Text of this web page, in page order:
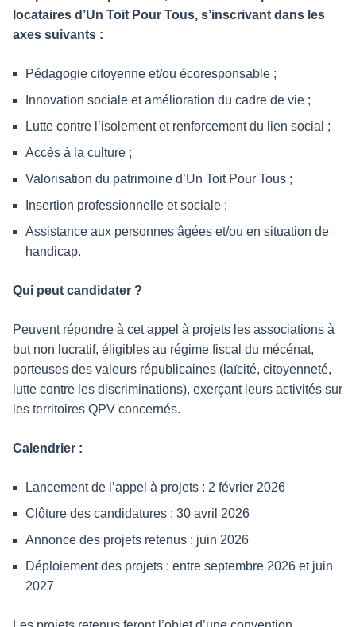
locataires d’Un Toit Pour Tous, s’inscrivant dans les
axes suivants :
Pédagogie citoyenne et/ou écoresponsable ;
Innovation sociale et amélioration du cadre de vie ;
Lutte contre l’isolement et renforcement du lien social ;
Accès à la culture ;
Valorisation du patrimoine d’Un Toit Pour Tous ;
Insertion professionnelle et sociale ;
Assistance aux personnes âgées et/ou en situation de
handicap.
Qui peut candidater ?
Peuvent répondre à cet appel à projets les associations à
but non lucratif, éligibles au régime fiscal du mécénat,
porteuses des valeurs républicaines (laïcité, citoyenneté,
lutte contre les discriminations), exerçant leurs activités sur
les territoires QPV concernés.
Calendrier :
Lancement de l’appel à projets : 2 février 2026
Clôture des candidatures : 30 avril 2026
Annonce des projets retenus : juin 2026
Déploiement des projets : entre septembre 2026 et juin
2027